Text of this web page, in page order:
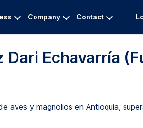
Company Contact
Echavarría
aves y magnolios en Antioquia,